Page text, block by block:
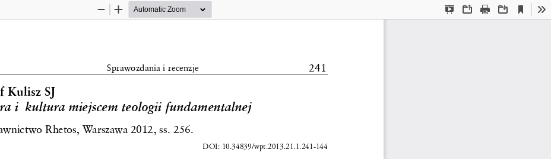
Presentation
OpenPrint Download
Current
View
Zoom
Zoom
Sprawozdania i recenzje 241
Kulisz SJ
i  kultura miejscem teologii fundamentalnej
Rhetos, Warszawa 2012, ss. 256.
DOI: 10.34839/wpt.2013.21.1.241-144